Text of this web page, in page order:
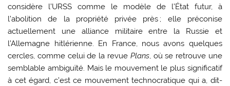
considère l’URSS comme le modèle de l’État futur, à
l’abolition de la propriété privée près ; elle préconise
actuellement une alliance militaire entre la Russie et
l’Allemagne hitlérienne. En France, nous avons quelques
cercles, comme celui de la revue Plans, où se retrouve une
semblable ambiguïté. Mais le mouvement le plus significatif
à cet égard, c’est ce mouvement technocratique qui a, dit-